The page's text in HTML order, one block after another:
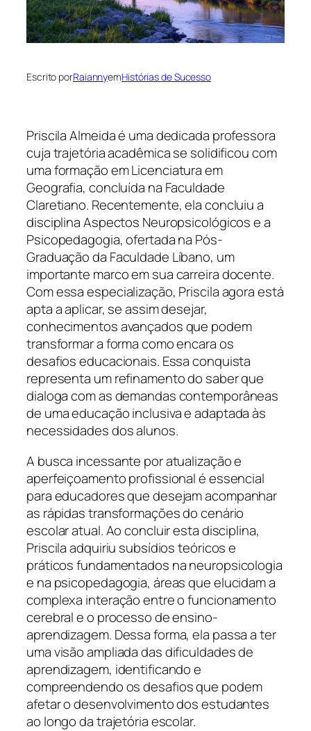
Escrito porRaiannyemHistórias de Sucesso
Priscila Almeida é uma dedicada professora
cuja trajetória acadêmica se solidificou com
uma formação em Licenciatura em
Geografia, concluída na Faculdade
Claretiano. Recentemente, ela concluiu a
disciplina Aspectos Neuropsicológicos e a
Psicopedagogia, ofertada na Pós-
Graduação da Faculdade Líbano, um
importante marco em sua carreira docente.
Com essa especialização, Priscila agora está
apta a aplicar, se assim desejar,
conhecimentos avançados que podem
transformar a forma como encara os
desafios educacionais. Essa conquista
representa um refinamento do saber que
dialoga com as demandas contemporâneas
de uma educação inclusiva e adaptada às
necessidades dos alunos.
A busca incessante por atualização e
aperfeiçoamento profissional é essencial
para educadores que desejam acompanhar
as rápidas transformações do cenário
escolar atual. Ao concluir esta disciplina,
Priscila adquiriu subsídios teóricos e
práticos fundamentados na neuropsicologia
e na psicopedagogia, áreas que elucidam a
complexa interação entre o funcionamento
cerebral e o processo de ensino-
aprendizagem. Dessa forma, ela passa a ter
uma visão ampliada das dificuldades de
aprendizagem, identificando e
compreendendo os desafios que podem
afetar o desenvolvimento dos estudantes
ao longo da trajetória escolar.